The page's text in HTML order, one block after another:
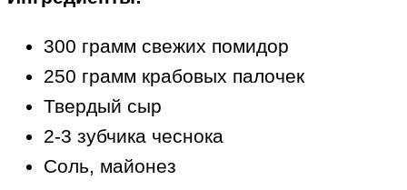
300 грамм свежих помидор
250 грамм крабовых палочек
Твердый сыр
2-3 зубчика чеснока
Соль, майонез